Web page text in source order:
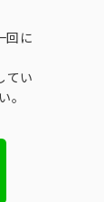
回に
てい
。